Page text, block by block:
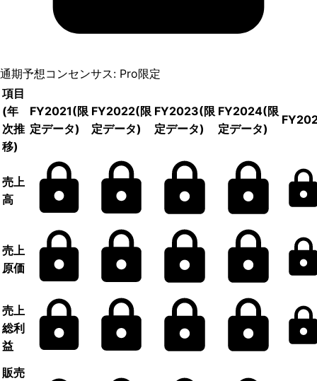
通期予想コンセンサス: Pro限定
項目
(年
次推
移)
FY2021(限
定データ)
FY2022(限
定データ)
FY2023(限
定データ)
FY2024(限
定データ)
売上
高
売上
原価
売上
総利
益
販売